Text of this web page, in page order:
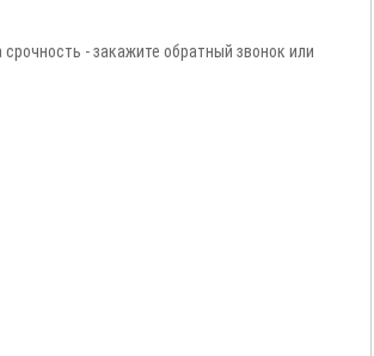
- закажите обратный звонок или